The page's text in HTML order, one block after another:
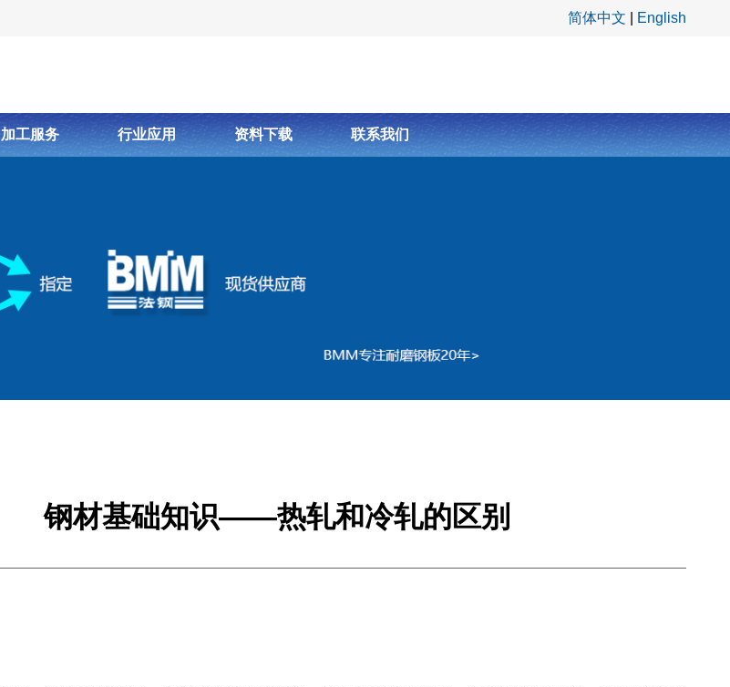
简体中文 English
加工服务 行业应用 资料下载 联系我们
钢材基础知识——热轧和冷轧的区别